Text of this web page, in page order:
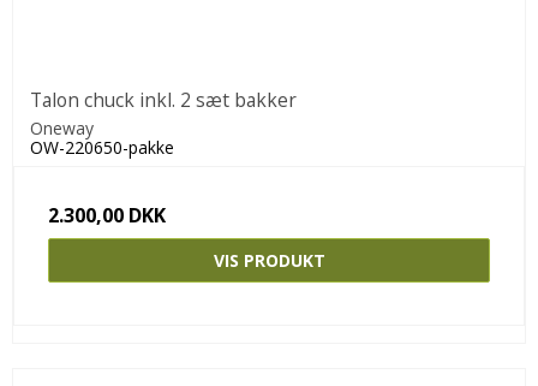
Talon chuck inkl. 2 sæt bakker
Oneway
OW-220650-pakke
2.300,00 DKK
VIS PRODUKT